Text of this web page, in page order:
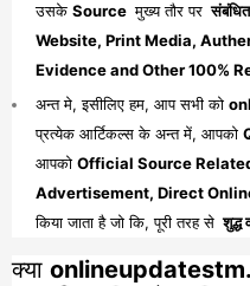
उसके Source मुख्य तौर पर
Website, Print Media,
Evidence and Other 100%
अन्त मे, इसीलिए हम, आप सभी को
प्रत्येक आर्टिकल्स के अन्त में, आपको
आपको Official Source
Advertisement, Direct
किया जाता है जो कि, पूरी तरह से
क्या